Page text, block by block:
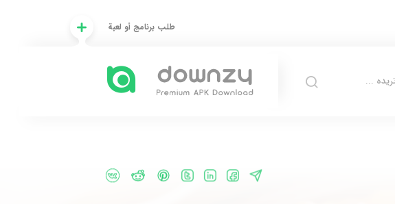
طلب برنامج أو لعبة
...